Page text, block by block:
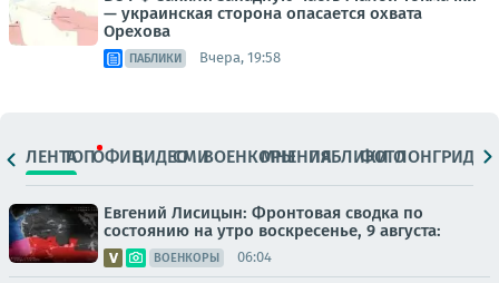
— украинская сторона опасается охвата
Орехова
ПАБЛИКИ Вчера, 19:58
ЛЕНТАТОПОФИЦ.ВИДЕОСМИВОЕНКОРЫМНЕНИЯПАБЛИКИ
ФОТОЛОНГРИДЫ
Евгений Лисицын: Фронтовая сводка по
состоянию на утро воскресенье, 9 августа:
ВОЕНКОРЫ 06:04